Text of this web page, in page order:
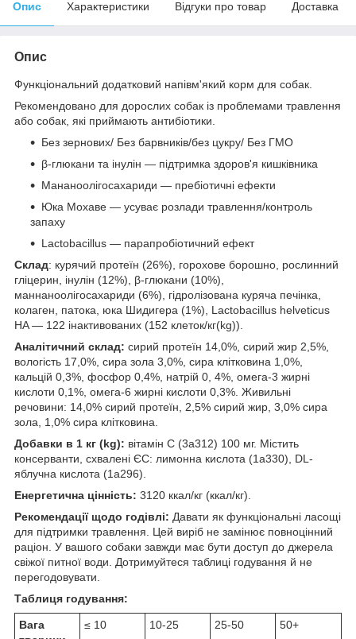
Опис Характеристики Відгуки про товар Доставка
Опис
Функціональний додатковий напівм'який корм для собак.
Рекомендовано для дорослих собак із проблемами травлення
або собак, які приймають антибіотики.
Без зернових/ Без барвників/без цукру/ Без ГМО
β-глюкани та інулін — підтримка здоров'я кишківника
Мананоолігосахариди — пребіотичні ефекти
Юка Мохаве — усуває розлади травлення/контроль
запаху
Lactobacillus — парапробіотичний ефект
Склад: курячий протеїн (26%), горохове борошно, рослинний
гліцерин, інулін (12%), β-глюкани (10%),
маннаноолігосахариди (6%), гідролізована куряча печінка,
колаген, патока, юка Шидигера (1%), Lactobacillus helveticus
HA — 122 інактивованих (152 клеток/кг(kg)).
Аналітичний склад: сирий протеїн 14,0%, сирий жир 2,5%,
вологість 17,0%, сира зола 3,0%, сира клітковина 1,0%,
кальцій 0,3%, фосфор 0,4%, натрій 0, 4%, омега-3 жирні
кислоти 0,1%, омега-6 жирні кислоти 0,3%. Живильні
речовини: 14,0% сирий протеїн, 2,5% сирий жир, 3,0% сира
зола, 1,0% сира клітковина.
Добавки в 1 кг (kg): вітамін C (3a312) 100 мг. Містить
консерванти, схвалені ЄС: лимонна кислота (1a330), DL-
яблучна кислота (1a296).
Енергетична цінність: 3120 ккал/кг (ккал/кг).
Рекомендації щодо годівлі: Давати як функціональні ласощі
для підтримки травлення. Цей виріб не замінює повноцінний
раціон. У вашого собаки завжди має бути доступ до джерела
свіжої питної води. Дотримуйтеся таблиці годування й не
перегодовувати.
Таблиця годування:
Вага
≤ 10 10-25 25-50 50+